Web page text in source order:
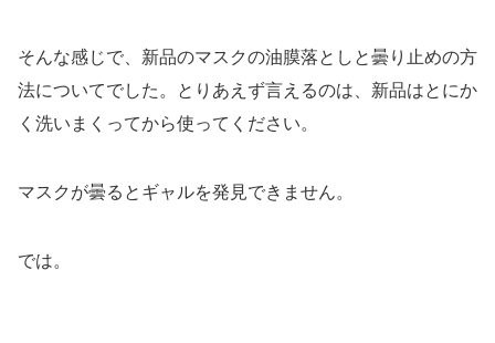
そんな感じで、新品のマスクの油膜落としと曇り止めの方
法についてでした。とりあえず言えるのは、新品はとにか
く洗いまくってから使ってください。
マスクが曇るとギャルを発見できません。
では。